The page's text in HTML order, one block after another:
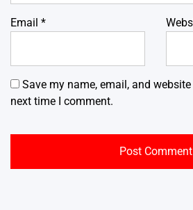
Email *
Save my name, email, and
next time I comment.